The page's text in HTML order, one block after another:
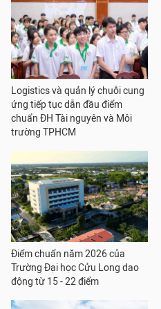
Logistics và quản lý chuỗi cung
ứng tiếp tục dẫn đầu điểm
chuẩn ĐH Tài nguyên và Môi
trường TPHCM
Điểm chuẩn năm 2026 của
Trường Đại học Cửu Long dao
động từ 15 - 22 điểm